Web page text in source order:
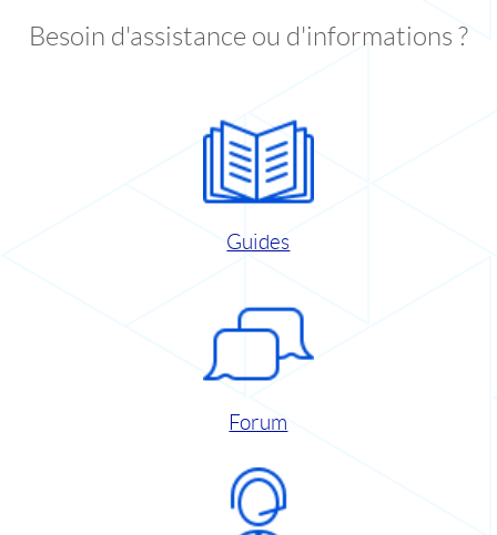
Besoin d'assistance ou d'informations ?
Guides
Forum